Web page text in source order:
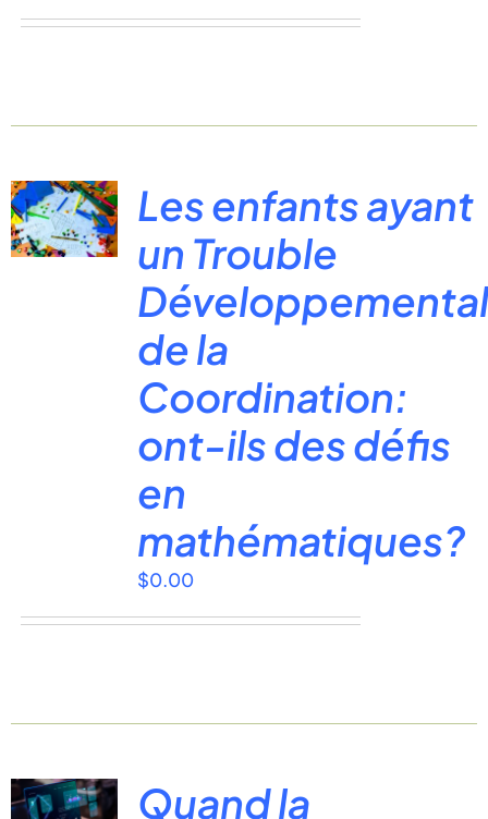
Les enfants ayant
un Trouble
Développemental
de la
Coordination:
ont-ils des défis
en
mathématiques?
$0.00
Quand la